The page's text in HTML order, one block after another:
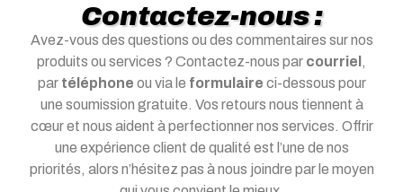
Contactez-nous :
Avez-vous des questions ou des commentaires sur nos
produits ou services ? Contactez-nous par courriel ,
par téléphone ou via le formulaire ci-dessous pour
une soumission gratuite. Vos retours nous tiennent à
cœur et nous aident à perfectionner nos services. Offrir
une expérience client de qualité est l’une de nos
priorités, alors n’hésitez pas à nous joindre par le moyen